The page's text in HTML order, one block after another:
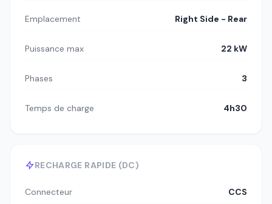
Emplacement Right Side - Rear
Puissance max 22 kW
Phases 3
Temps de charge 4h30
RECHARGE RAPIDE (DC)
Connecteur CCS